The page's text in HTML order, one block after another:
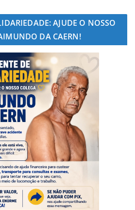
AJUDE O NOSSO
DA CAERN!